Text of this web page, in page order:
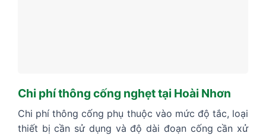
Chi phí thông cống nghẹt tại Hoài Nhơn
Chi phí thông cống phụ thuộc vào mức độ tắc, loại
thiết bị cần sử dụng và độ dài đoạn cống cần xử